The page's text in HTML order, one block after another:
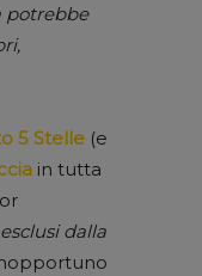
potrebbe
5 Stelle (e
in tutta
dalla